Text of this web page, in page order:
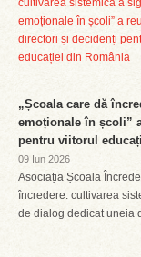
„Școala care dă
emoționale în școli”
pentru viitorul
09 Iun 2026
Asociația Școala
încredere: cultivarea
de dialog dedicat uneia